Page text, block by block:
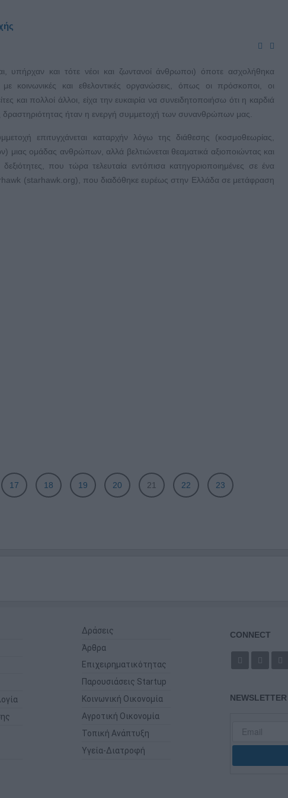
υπήρχαν και τότε νέοι και ζωντανοί άνθρωποι) όποτε ασχολήθηκα
με κοινωνικές και εθελοντικές οργανώσεις, όπως οι πρόσκοποι, οι
και πολλοί άλλοι, είχα την ευκαιρία να συνειδητοποιήσω ότι η καρδιά
δραστηριότητας ήταν η ενεργή συμμετοχή των συνανθρώπων μας.
επιτυγχάνεται καταρχήν λόγω της διάθεσης (κοσμοθεωρίας,
μιας ομάδας ανθρώπων, αλλά βελτιώνεται θεαματικά αξιοποιώντας και
δεξιότητες, που τώρα τελευταία εντόπισα κατηγοριοποιημένες σε ένα
(starhawk.org), που διαδόθηκε ευρέως στην Ελλάδα σε μετάφραση
17 18 19 20 21 22 23
Δράσεις
Άρθρα
Επιχειρηματικότητας
Παρουσιάσεις Startup
Κοινωνική Οικονομία
Αγροτική Οικονομία
Τοπική Ανάπτυξη
Υγεία-Διατροφή
CONNECT
NEWSLETTER